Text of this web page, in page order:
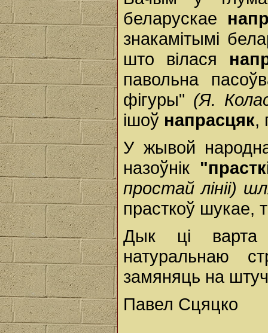
беларускае
знакамітымі
што вілася
павольна
фігуры" (Я.
ішоў напрасцяк,
У жывой
назоўнік
простай лініі)
прасткоў шукае,
Дык ці варта
натуральнаю
замяняць на
Павел Сцяцко